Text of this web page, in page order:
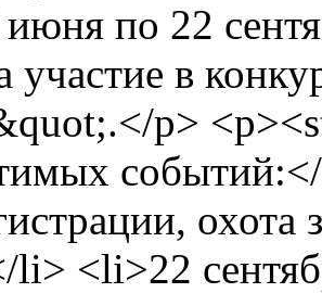
по 22
участие в
p>
охота
li> <li>22